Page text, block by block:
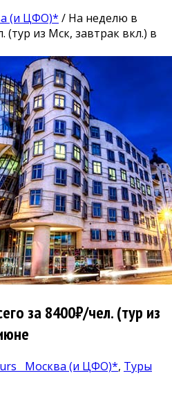
(и ЦФО)* / На неделю в
(тур из Мск, завтрак вкл.) в
за 8400₽/чел. (тур из
Москва (и ЦФО)*, Туры